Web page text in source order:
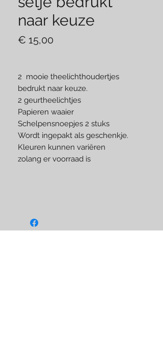
naar keuze
€ 15,00
2 mooie theelichthoudertjes
bedrukt naar keuze.
2 geurtheelichtjes
Papieren waaier
Schelpensnoepjes 2 stuks
Wordt ingepakt als geschenkje.
Kleuren kunnen variëren
zolang er voorraad is